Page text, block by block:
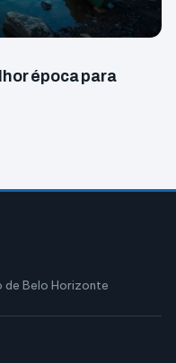
época para
de Belo Horizonte